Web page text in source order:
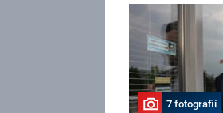
7 fotografií